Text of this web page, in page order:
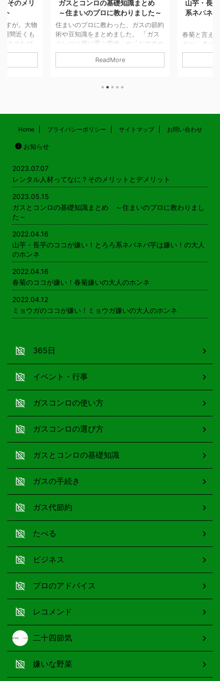
のメリ
。大物
近くも
たび
き起こ
レスフ
うま
ガスとコンロの基礎知識まとめ
～住まいのプロに教わりました～
住まいのプロに教わった、ガスの節約
術や豆知識をまとめました。 「ガス
コンロに用に選ぶ電池」や「おすすめ
五徳」や火災予防の知恵などもご紹介
しています！ ガスやコンロの基礎知
コンロのガス代節約術 記事を読む
ルカリ電池どっちが良いの？ 記事を
意外と知らない？ 都 ...
ReadMore
山芋・長芋の
系ネバネバ芋
春菊と言えば鍋
すが… 冬だけの
年間を通して出
食べてます。 山
Home プライバシーポリシー サイトマップ お問い合わせ
お知らせ
2023.07.07
レンタル人材ってなに？そのメリットとデメリット
2023.05.15
ガスとコンロの基礎知識まとめ ～住まいのプロに教わりまし
た～
2022.04.16
山芋・長芋のココが嫌い！とろろ系ネバネバ芋は嫌い！の大人
のホンネ
2022.04.16
春菊のココが嫌い！春菊嫌いの大人のホンネ
2022.04.12
ミョウガのココが嫌い！ミョウガ嫌いの大人のホンネ
365日
イベント・行事
ガスコンロの使い方
ガスコンロの選び方
ガスとコンロの基礎知識
ガスの手続き
ガス代節約
たべる
ビジネス
プロのアドバイス
レコメンド
二十四節気
嫌いな野菜